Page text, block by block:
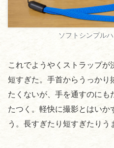
ソフトシンプル
これでようやくストラップ
短すぎた。手首からうっかり
たくないが、手を通すのにも
たつく。軽快に撮影とはいか
う。長すぎたり短すぎたりう